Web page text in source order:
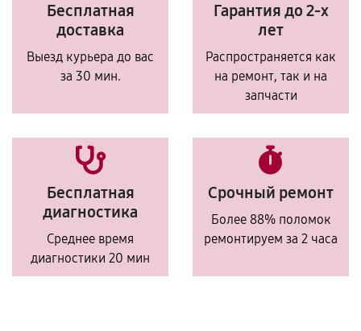
Бесплатная
доставка
Выезд курьера до вас
за 30 мин.
Гарантия до 2-х
лет
Распространяется как
на ремонт, так и на
запчасти
Бесплатная
диагностика
Среднее время
диагностики 20 мин
Срочный ремонт
Более 88% поломок
ремонтируем за 2 часа